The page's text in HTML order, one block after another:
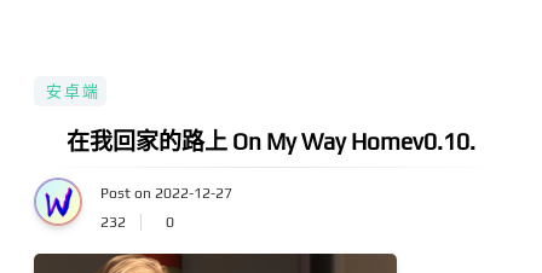
安卓端
在我回家的路上 On My Way Homev0.10.
Post on 2022-12-27
232
0